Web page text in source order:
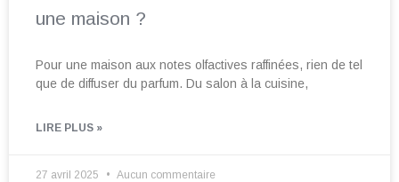
une maison ?
Pour une maison aux notes olfactives raffinées, rien de tel
que de diffuser du parfum. Du salon à la cuisine,
LIRE PLUS »
27 avril 2025 Aucun commentaire